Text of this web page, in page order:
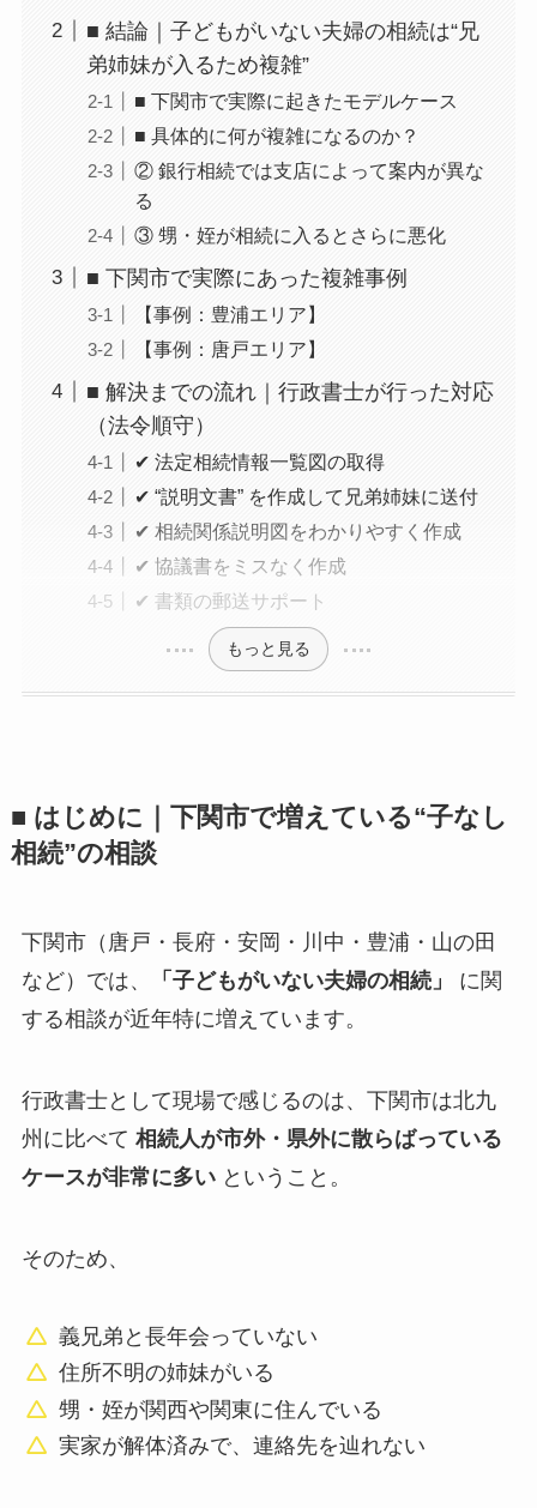
■ 結論｜子どもがいない夫婦の相続は“兄
弟姉妹が入るため複雑”
■ 下関市で実際に起きたモデルケース
■ 具体的に何が複雑になるのか？
② 銀行相続では支店によって案内が異な
る
③ 甥・姪が相続に入るとさらに悪化
■ 下関市で実際にあった複雑事例
【事例：豊浦エリア】
【事例：唐戸エリア】
■ 解決までの流れ｜行政書士が行った対応
（法令順守）
✔ 法定相続情報一覧図の取得
✔ “説明文書” を作成して兄弟姉妹に送付
✔ 相続関係説明図をわかりやすく作成
✔ 協議書をミスなく作成
✔ 書類の郵送サポート
もっと見る
■ はじめに｜下関市で増えている“子なし
相続”の相談
下関市（唐戸・長府・安岡・川中・豊浦・山の田
など）では、
「子どもがいない夫婦の相続」
に関
する相談が近年特に増えています。
行政書士として現場で感じるのは、下関市は北九
州に比べて 相続人が市外・県外に散らばっている
ケースが非常に多いということ。
そのため、
義兄弟と長年会っていない
住所不明の姉妹がいる
甥・姪が関西や関東に住んでいる
実家が解体済みで、連絡先を辿れない